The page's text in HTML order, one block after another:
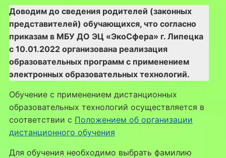
Доводим до сведения родителей (законных
представителей) обучающихся, что согласно
приказам в МБУ ДО ЭЦ «ЭкоСфера» г. Липецка
с 10.01.2022 организована реализация
образовательных программ с применением
электронных образовательных технологий.
Обучение с применением дистанционных
образовательных технологий осуществляется в
соответствии с Положением об организации
дистанционного обучения
Для обучения необходимо выбрать фамилию